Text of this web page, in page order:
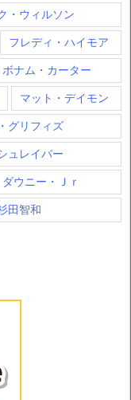
・ウィルソン
フレディ・ハイモア
ナム・カーター
マット・デイモン
グリフィズ
ュレイバー
ウニー・Ｊｒ
田智和